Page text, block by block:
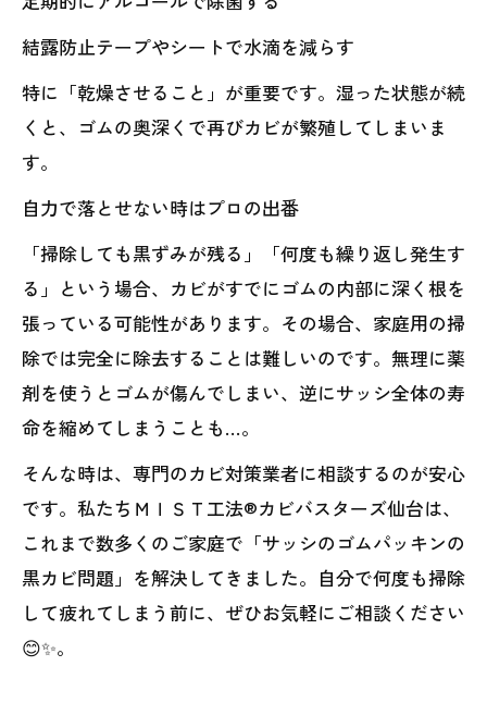
結露防止テープやシートで水滴を減らす
特に「乾燥させること」が重要です。湿った状態が続
くと、ゴムの奥深くで再びカビが繁殖してしまいま
す。
自力で落とせない時はプロの出番
「掃除しても黒ずみが残る」「何度も繰り返し発生す
る」という場合、カビがすでにゴムの内部に深く根を
張っている可能性があります。その場合、家庭用の掃
除では完全に除去することは難しいのです。無理に薬
剤を使うとゴムが傷んでしまい、逆にサッシ全体の寿
命を縮めてしまうことも…。
そんな時は、専門のカビ対策業者に相談するのが安心
です。私たちＭＩＳＴ工法®カビバスターズ仙台は、
これまで数多くのご家庭で「サッシのゴムパッキンの
黒カビ問題」を解決してきました。自分で何度も掃除
して疲れてしまう前に、ぜひお気軽にご相談ください
😊✨。